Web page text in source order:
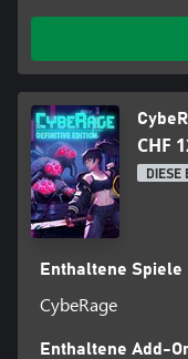
CHF
DIESE
Enthaltene Spiele
CybeRage
Enthaltene Add-